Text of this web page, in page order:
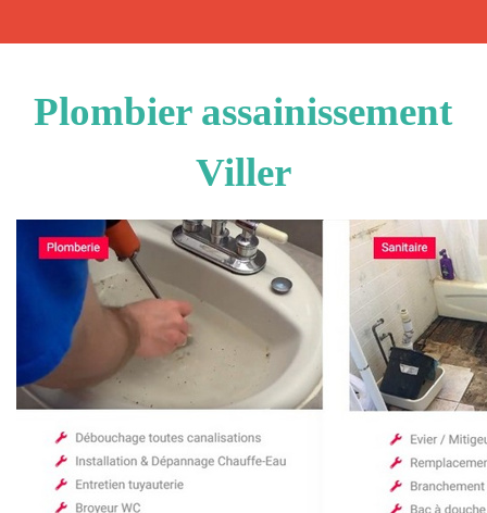
Plombier assainissement
Viller